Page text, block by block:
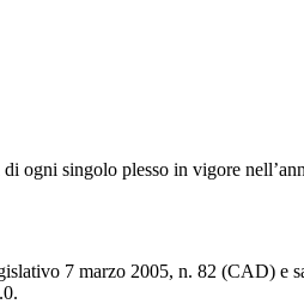
ogni singolo plesso in vigore
7 marzo 2005, n. 82 (CAD)